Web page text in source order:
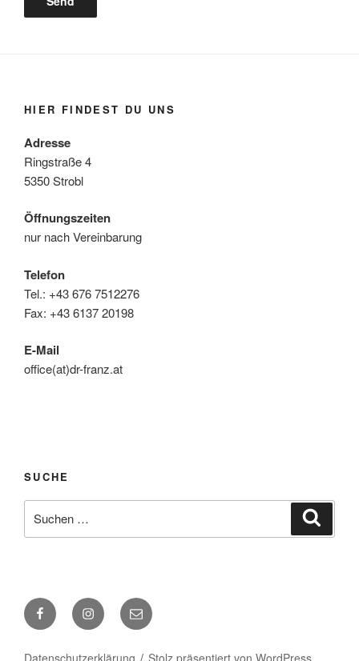
HIER FINDEST DU UNS
Adresse
Ringstraße 4
5350 Strobl
Öffnungszeiten
nur nach Vereinbarung
Telefon
Tel.: +43 676 7512276
Fax: +43 6137 20198
E-Mail
office(at)dr-franz.at
SUCHE
nach:
FacebookInstagramE-
Mail
Datenschutzerklärung Stolz präsentiert von WordPress